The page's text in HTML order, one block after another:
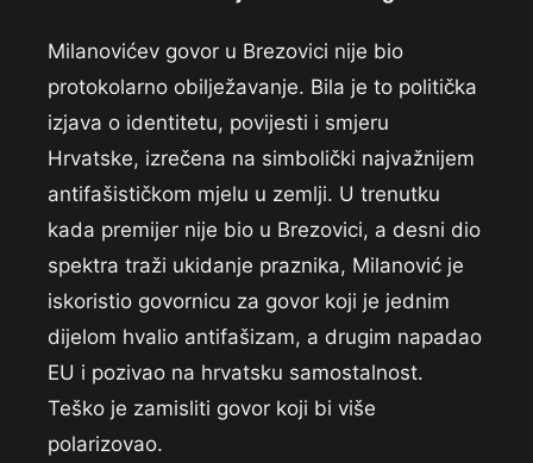
Milanovićev govor u Brezovici nije bio
protokolarno obilježavanje. Bila je to politička
izjava o identitetu, povijesti i smjeru
Hrvatske, izrečena na simbolički najvažnijem
antifašističkom mjelu u zemlji. U trenutku
kada premijer nije bio u Brezovici, a desni dio
spektra traži ukidanje praznika, Milanović je
iskoristio govornicu za govor koji je jednim
dijelom hvalio antifašizam, a drugim napadao
EU i pozivao na hrvatsku samostalnost.
Teško je zamisliti govor koji bi više
polarizovao.